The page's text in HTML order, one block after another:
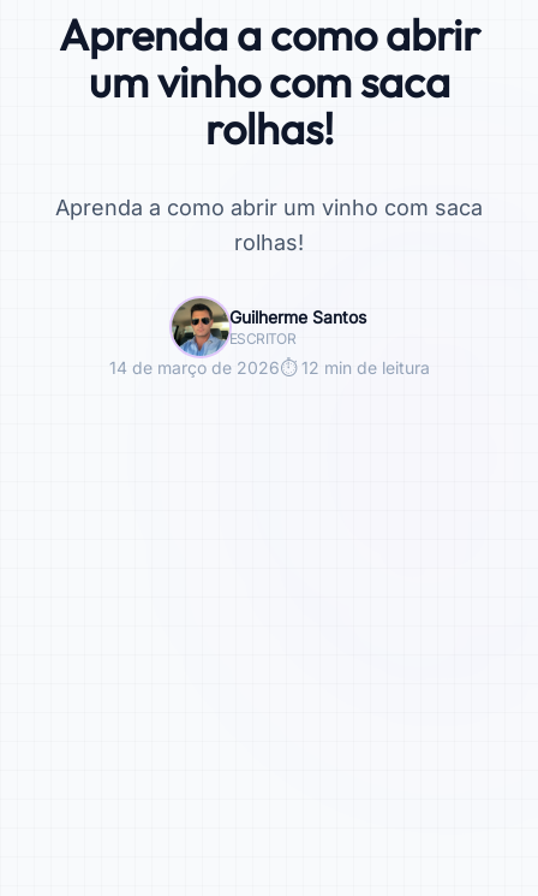
Aprenda a como abrir
um vinho com saca
rolhas!
Aprenda a como abrir um vinho com saca
rolhas!
Guilherme Santos
ESCRITOR
14 de março de 2026⏱ 12 min de leitura